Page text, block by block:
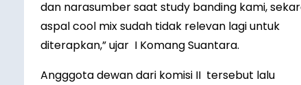
dan narasumber saat study banding kami,
aspal cool mix sudah tidak relevan lagi untuk
diterapkan,” ujar I Komang Suantara.
Angggota dewan dari komisi II tersebut lalu